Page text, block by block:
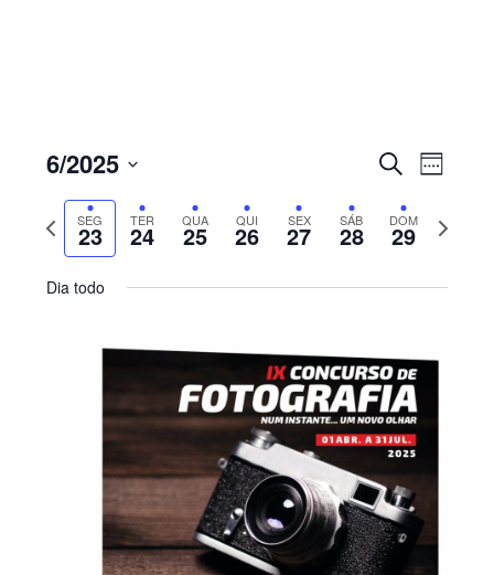
de
pesquisa
de
PESQUISAR
de
de
WEEK
6/2025
Select
date.
Previous
week
SEG
23 TER
24 QUA
25 QUI
26 SEX
27 SÁB
28 DOM
29
Next
Dia todo